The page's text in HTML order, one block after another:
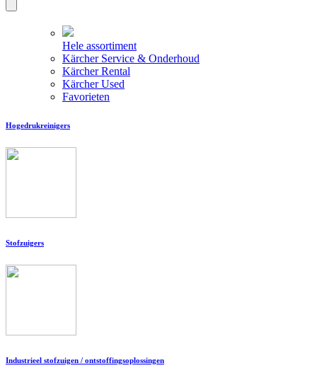
Hele assortiment
Kärcher Service & Onderhoud
Kärcher Rental
Kärcher Used
Favorieten
Hogedrukreinigers
Stofzuigers
Industrieel stofzuigen / ontstoffingsoplossingen